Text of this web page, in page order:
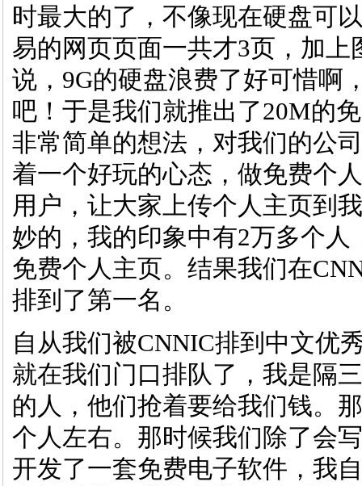
时最大的了，不像现在硬盘可
易的网页页面一共才3页，加
说，9G的硬盘浪费了好可惜啊
吧！于是我们就推出了20M的
非常简单的想法，对我们的公
着一个好玩的心态，做免费个
用户，让大家上传个人主页到
妙的，我的印象中有2万多个
免费个人主页。结果我们在
排到了第一名。
自从我们被CNNIC排到中文优
就在我们门口排队了，我是隔
的人，他们抢着要给我们钱。
个人左右。那时候我们除了会
开发了一套免费电子软件，我